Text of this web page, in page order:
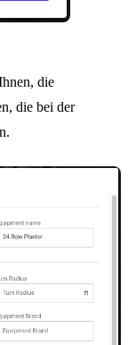
die
die bei der